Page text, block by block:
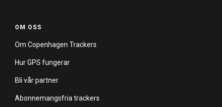
OM OSS
Om Copenhagen Trackers
Hur GPS fungerar
Bli vår partner
Abonnemangsfria trackers